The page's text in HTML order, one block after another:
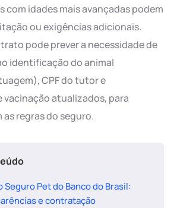
com idades mais avançadas podem
ou exigências adicionais.
pode prever a necessidade de
identificação do animal
CPF do tutor e
atualizados, para
regras do seguro.
Seguro Pet do Banco do Brasil:
e contratação